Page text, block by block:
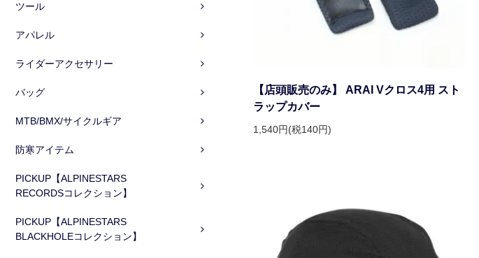
ツール
アパレル
ライダーアクセサリー
バッグ
MTB/BMX/サイクルギア
防寒アイテム
PICKUP【ALPINESTARS
RECORDSコレクション】
PICKUP【ALPINESTARS
BLACKHOLEコレクション】
【店頭販売のみ】 ARAI Vクロス4用 スト
ラップカバー
1,540円(税140円)